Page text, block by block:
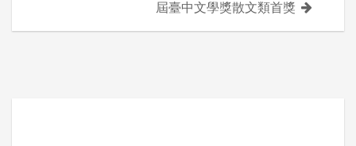
覽
屆臺中文學獎散文類首獎